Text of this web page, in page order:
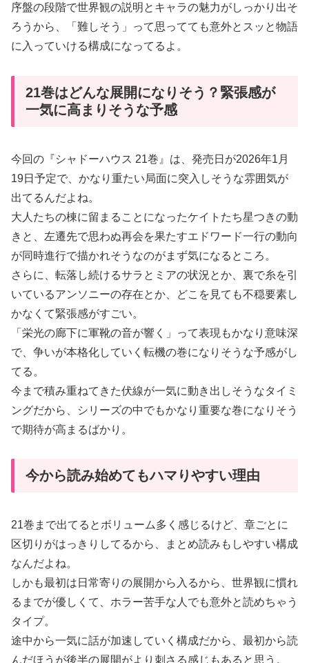
序盤の段階で世界観の説明とキャラの魅力がしっかり出そ
ろうから、「難しそう」って思ってても意外とスッと物語
に入っていける構成になってるよ。
21巻はどんな展開になりそう？緊張感が
一気に高まりそうな予感
今回の『シャドーハウス 21巻』は、発売日が2026年1月
19日予定で、かなり重たい局面に突入しそうな雰囲気が
出てるんだよね。
大人たちの棟に留まることになったケイトたち星つきの動
きと、左遷先で思わぬ再会を果たすエドワード一行の動向
が同時進行で描かれそうなのがまず気になるところ。
さらに、転落し続けるサラとミアの状況とか、裏で糸を引
いているアンソニーの存在とか、どこを見ても不穏要素し
かなくて緊張感がすごい。
「栄光の廊下に軍靴の音が響く」って表現もかなり意味深
で、争いが本格化していく転機の巻になりそうな予感がし
てる。
今まで積み重ねてきた伏線が一気に動き出しそうなタイミ
ングだから、シリーズの中でもかなり重要な巻になりそう
で期待が高まるばかり。
今から読み始めてもハマりやすい理由
21巻まで出てるとボリューム多く感じるけど、章ごとに
区切りがはっきりしてるから、まとめ読みもしやすい構成
なんだよね。
しかも最初は日常寄りの展開から入るから、世界観に慣れ
るまでが優しくて、ホラー苦手な人でも意外と読めちゃう
タイプ。
途中から一気に話が加速していく構成だから、最初から読
んだほうが後半の展開がより刺さる感じもあると思う。